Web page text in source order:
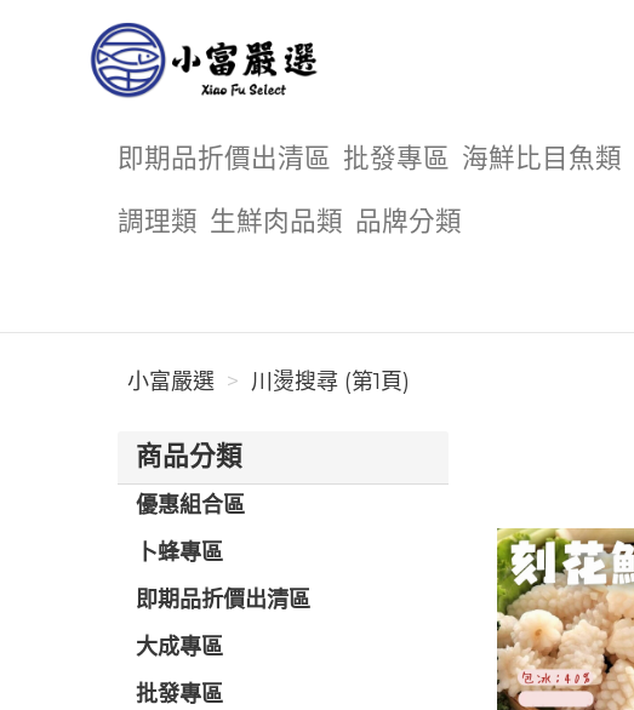
即期品折價出清區 批發專區 海鮮比目魚類
調理類 生鮮肉品類 品牌分類
小富嚴選 川燙搜尋 (第1頁)
商品分類
優惠組合區
卜蜂專區
即期品折價出清區
大成專區
批發專區